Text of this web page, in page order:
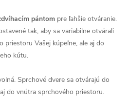
pántom pre ľahšie otváranie.
tak, aby sa variabilne otvárali
priestoru Vašej kúpeľne, ale aj do
kútu.
Sprchové dvere sa otvárajú do
do vnútra sprchového priestoru.